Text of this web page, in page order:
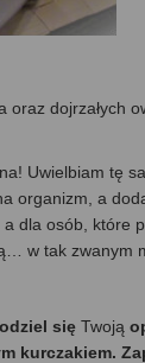
oraz dojrzałych
Uwielbiam tę
organizm, a
a dla osób, które
w tak zwanym
się Twoją
kurczakiem.